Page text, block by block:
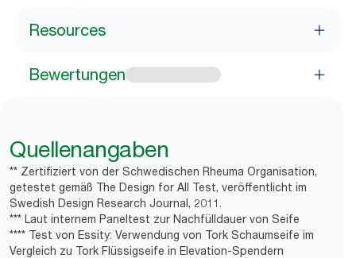
Resources
Bewertungen
Quellenangaben
** Zertifiziert von der Schwedischen Rheuma Organisation,
getestet gemäß The Design for All Test, veröffentlicht im
Swedish Design Research Journal, 2011.
*** Laut internem Paneltest zur Nachfülldauer von Seife
**** Test von Essity: Verwendung von Tork Schaumseife im
Vergleich zu Tork Flüssigseife in Elevation-Spendern